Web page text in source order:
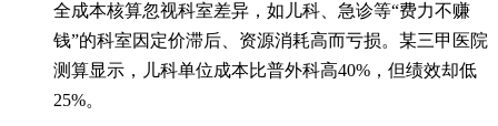
全成本核算忽视科室差异，如儿科、急诊等“费力不赚
钱”的科室因定价滞后、资源消耗高而亏损。某三甲医院
测算显示，儿科单位成本比普外科高40%，但绩效却低
25%。